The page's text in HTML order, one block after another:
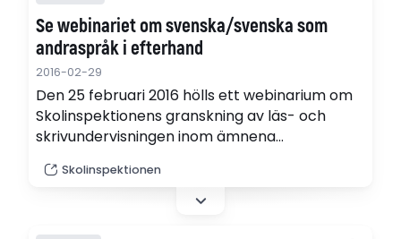
Se webinariet om svenska/svenska som
andraspråk i efterhand
2016-02-29
Den 25 februari 2016 hölls ett webinarium om
Skolinspektionens granskning av läs- och
skrivundervisningen inom ämnena
se webinariet i efterhand.
Skolinspektionen